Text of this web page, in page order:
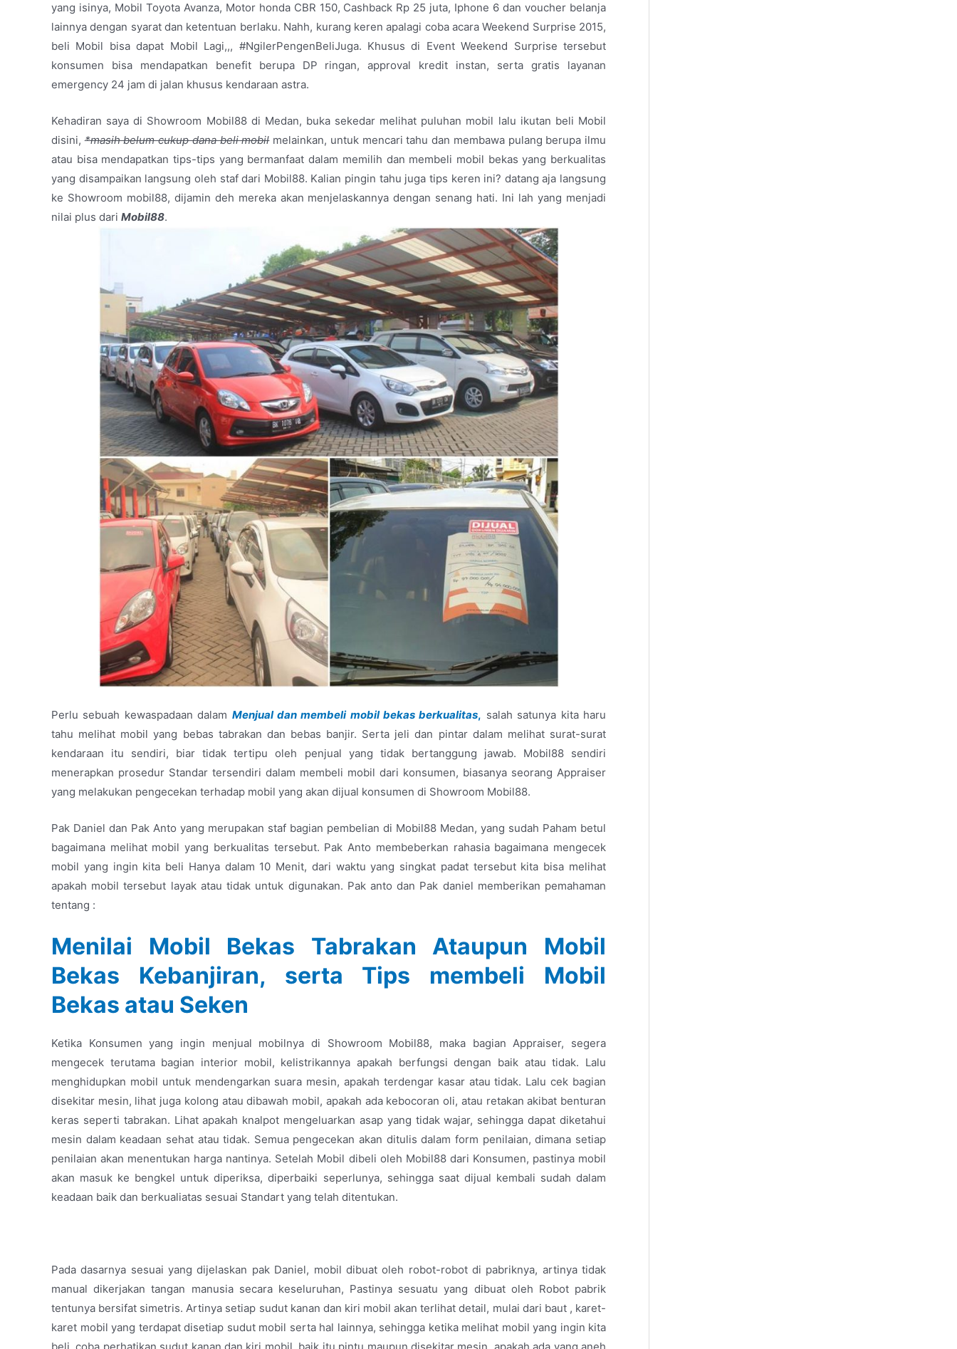
yang isinya, Mobil Toyota Avanza, Motor honda CBR 150, Cashback Rp 25 juta, Iphone 6 dan voucher belanja
lainnya dengan syarat dan ketentuan berlaku. Nahh, kurang keren apalagi coba acara Weekend Surprise 2015,
beli Mobil bisa dapat Mobil Lagi,,, #NgilerPengenBeliJuga. Khusus di Event Weekend Surprise tersebut
konsumen bisa mendapatkan benefit berupa DP ringan, approval kredit instan, serta gratis layanan
emergency 24 jam di jalan khusus kendaraan astra.
Kehadiran saya di Showroom Mobil88 di Medan, buka sekedar melihat puluhan mobil lalu ikutan beli Mobil
disini,*masih belum cukup dana beli mobilmelainkan, untuk mencari tahu dan membawa pulang berupa ilmu
atau bisa mendapatkan tips-tips yang bermanfaat dalam memilih dan membeli mobil bekas yang berkualitas
yang disampaikan langsung oleh staf dari Mobil88. Kalian pingin tahu juga tips keren ini? datang aja langsung
ke Showroom mobil88, dijamin deh mereka akan menjelaskannya dengan senang hati. Ini lah yang menjadi
nilai plus dari Mobil88.
Perlu sebuah kewaspadaan dalam Menjual dan membeli mobil bekas berkualitas, salah satunya kita haru
tahu melihat mobil yang bebas tabrakan dan bebas banjir. Serta jeli dan pintar dalam melihat surat-surat
kendaraan itu sendiri, biar tidak tertipu oleh penjual yang tidak bertanggung jawab. Mobil88 sendiri
menerapkan prosedur Standar tersendiri dalam membeli mobil dari konsumen, biasanya seorang Appraiser
yang melakukan pengecekan terhadap mobil yang akan dijual konsumen di Showroom Mobil88.
Pak Daniel dan Pak Anto yang merupakan staf bagian pembelian di Mobil88 Medan, yang sudah Paham betul
bagaimana melihat mobil yang berkualitas tersebut. Pak Anto membeberkan rahasia bagaimana mengecek
mobil yang ingin kita beli Hanya dalam 10 Menit, dari waktu yang singkat padat tersebut kita bisa melihat
apakah mobil tersebut layak atau tidak untuk digunakan. Pak anto dan Pak daniel memberikan pemahaman
tentang :
Menilai Mobil Bekas Tabrakan Ataupun Mobil
Bekas Kebanjiran, serta Tips membeli Mobil
Bekas atau Seken
Ketika Konsumen yang ingin menjual mobilnya di Showroom Mobil88, maka bagian Appraiser, segera
mengecek terutama bagian interior mobil, kelistrikannya apakah berfungsi dengan baik atau tidak. Lalu
menghidupkan mobil untuk mendengarkan suara mesin, apakah terdengar kasar atau tidak. Lalu cek bagian
disekitar mesin, lihat juga kolong atau dibawah mobil, apakah ada kebocoran oli, atau retakan akibat benturan
keras seperti tabrakan. Lihat apakah knalpot mengeluarkan asap yang tidak wajar, sehingga dapat diketahui
mesin dalam keadaan sehat atau tidak. Semua pengecekan akan ditulis dalam form penilaian, dimana setiap
penilaian akan menentukan harga nantinya. Setelah Mobil dibeli oleh Mobil88 dari Konsumen, pastinya mobil
akan masuk ke bengkel untuk diperiksa, diperbaiki seperlunya, sehingga saat dijual kembali sudah dalam
keadaan baik dan berkualiatas sesuai Standart yang telah ditentukan.
Pada dasarnya sesuai yang dijelaskan pak Daniel, mobil dibuat oleh robot-robot di pabriknya, artinya tidak
manual dikerjakan tangan manusia secara keseluruhan, Pastinya sesuatu yang dibuat oleh Robot pabrik
tentunya bersifat simetris. Artinya setiap sudut kanan dan kiri mobil akan terlihat detail, mulai dari baut , karet-
karet mobil yang terdapat disetiap sudut mobil serta hal lainnya, sehingga ketika melihat mobil yang ingin kita